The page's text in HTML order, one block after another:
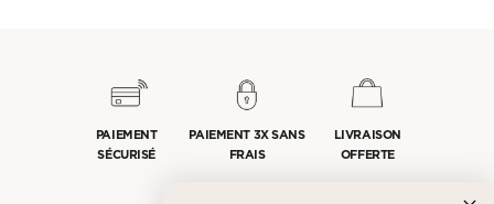
PAIEMENT
SÉCURISÉ
PAIEMENT 3X SANS
FRAIS
LIVRAISON
OFFERTE